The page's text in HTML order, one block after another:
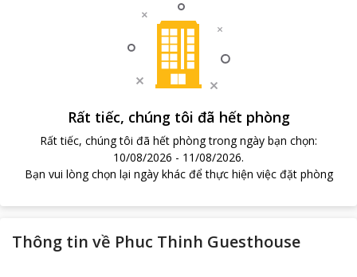
Rất tiếc, chúng tôi đã hết phòng
Rất tiếc, chúng tôi đã hết phòng trong ngày bạn chọn:
10/08/2026 - 11/08/2026.
Bạn vui lòng chọn lại ngày khác để thực hiện việc đặt phòng
Thông tin về Phuc Thinh Guesthouse